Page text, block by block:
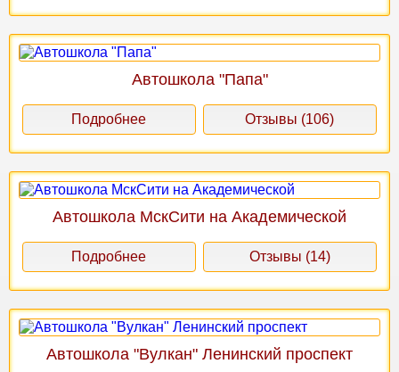
Автошкола "Папа"
Подробнее Отзывы (106)
Автошкола МскСити на Академической
Подробнее Отзывы (14)
Автошкола "Вулкан" Ленинский проспект